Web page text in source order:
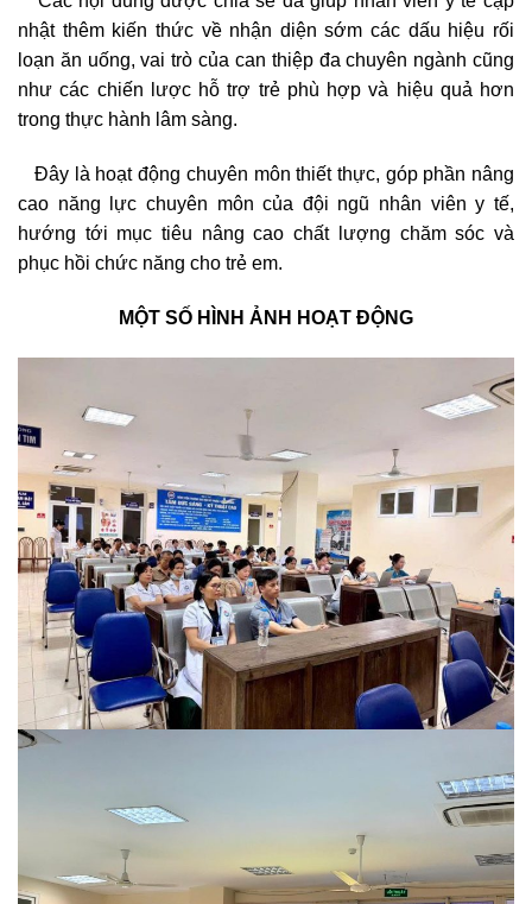
nhật thêm kiến thức về nhận diện sớm các dấu hiệu rối
loạn ăn uống, vai trò của can thiệp đa chuyên ngành cũng
như các chiến lược hỗ trợ trẻ phù hợp và hiệu quả hơn
trong thực hành lâm sàng.
Đây là hoạt động chuyên môn thiết thực, góp phần nâng
cao năng lực chuyên môn của đội ngũ nhân viên y tế,
hướng tới mục tiêu nâng cao chất lượng chăm sóc và
phục hồi chức năng cho trẻ em.
MỘT SỐ HÌNH ẢNH HOẠT ĐỘNG